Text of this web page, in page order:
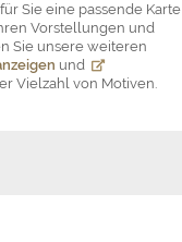
Sie eine passende Karte
Vorstellungen und
Sie unsere weiteren
und
Vielzahl von Motiven.